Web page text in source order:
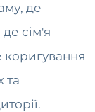
де
сім'я
коригування
та